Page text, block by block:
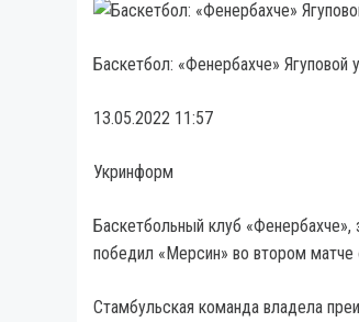
Баскетбол: «Фенербахче»
13.05.2022 11:57
Укринформ
Баскетбольный клуб «Фенербахче»,
победил «Мерсин» во втором матче
Стамбульская команда владела